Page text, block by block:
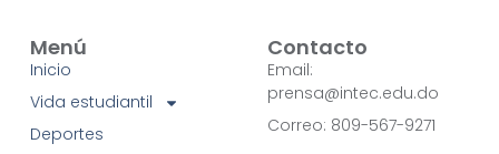
Menú
Inicio
Vida estudiantil
Deportes
Contacto
Email:
prensa@intec.edu.do
Correo: 809-567-9271